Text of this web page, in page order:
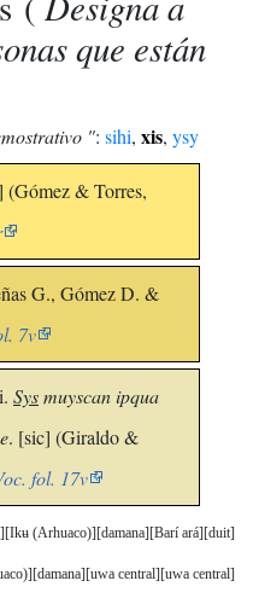
que están
": sihi, xis, ysy
(Gómez & Torres,
G., Gómez D. &
7v
Sysmuyscan ipqua
. [sic] (Giraldo &
fol. 17v
duit
Barí ará
damana
Ikʉ (Arhuaco)
uwa central
uwa central
damana